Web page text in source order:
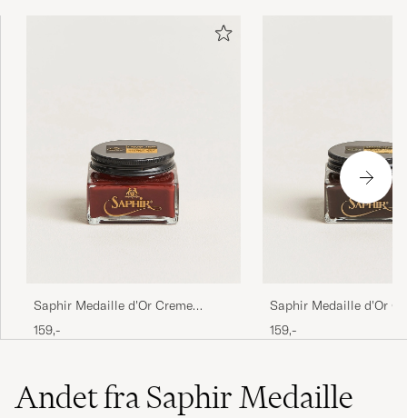
Saphir Medaille d'Or Creme
Pommadier 1925 75 ml Mahogany
159,-
Saphir Medaille d'Or
Pommadier 1925 75 ml
Brown
159,-
Andet fra Saphir Medaille